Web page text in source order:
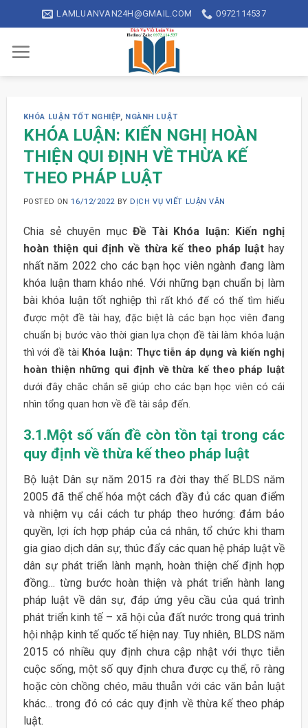
to
content
LAMLUANVAN24H@GMAIL.COM 0972114537
KHÓA LUẬN TỐT NGHIỆP, NGÀNH LUẬT
KHÓA LUẬN: KIẾN NGHỊ HOÀN
THIỆN QUI ĐỊNH VỀ THỪA KẾ
THEO PHÁP LUẬT
POSTED ON16/12/2022 BY DỊCH VỤ VIẾT LUẬN VĂN
Chia sẻ chuyên mục Đề Tài Khóa luận: Kiến nghị
hoàn thiện qui định về thừa kế theo pháp luật hay
nhất năm 2022 cho các bạn học viên ngành đang làm
khóa luận tham khảo nhé. Với những bạn chuẩn bị làm
bài khóa luận tốt nghiệp thì rất khó để có thể tìm hiểu
được một đề tài hay, đặc biệt là các bạn học viên đang
chuẩn bị bước vào thời gian lựa chọn đề tài làm khóa luận
thì với đề tài Khóa luận: Thực tiễn áp dụng và kiến nghị
hoàn thiện những qui định về thừa kế theo pháp luật
dưới đây chắc chắn sẽ giúp cho các bạn học viên có cái
nhìn tổng quan hơn về đề tài sắp đến.
3.1.Một số vấn đề còn tồn tại trong các
quy định về thừa kế theo pháp luật
Bộ luật Dân sự năm 2015 ra đời thay thế BLDS năm
2005 đã thể chế hóa một cách đầy đủ các quan điểm
và nhiệm vụ cải cách tư pháp theo hướng: đảm bảo
quyền, lợi ích hợp pháp của cá nhân, tổ chức khi tham
gia giao dịch dân sự, thúc đẩy các quan hệ pháp luật về
dân sự phát triển lành mạnh, hoàn thiện chế định hợp
đồng… từng bước hoàn thiện và phát triển hành lang
pháp luật về dân sự, đáp ứng yêu cầu của quá trình
phát triển kinh tế – xã hội của đất nước trong quá trình
hội nhập kinh tế quốc tế hiện nay. Tuy nhiên, BLDS năm
2015 có nhiều quy định chưa cập nhật với thực tiễn
cuộc sống, một số quy định chưa được cụ thể, rõ ràng
hoặc còn chồng chéo, mâu thuẫn với các văn bản luật
khác… trong đó có các quy định về thừa kế theo pháp
luật.